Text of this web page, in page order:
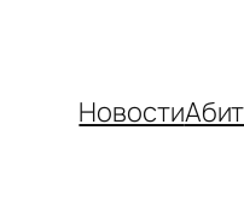
Новости